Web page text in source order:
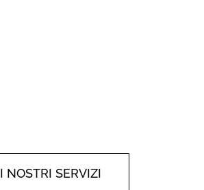
I NOSTRI SERVIZI